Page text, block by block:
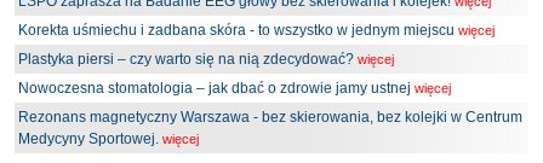
Korekta uśmiechu i zadbana skóra - to wszystko w jednym miejscu więcej
Plastyka piersi – czy warto się na nią zdecydować? więcej
Nowoczesna stomatologia – jak dbać o zdrowie jamy ustnej więcej
Rezonans magnetyczny Warszawa - bez skierowania, bez kolejki w Centrum
Medycyny Sportowej. więcej